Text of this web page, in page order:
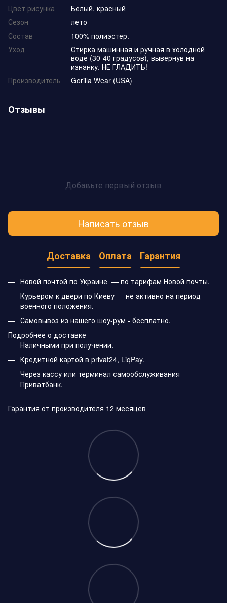
Цвет рисунка
Белый, красный
Сезон
лето
Состав
100% полиэстер.
Уход
Стирка машинная и ручная в холодной
воде (30-40 градусов), вывернув на
изнанку. НЕ ГЛАДИТЬ!
Производитель
Gorilla Wear (USA)
Отзывы
Добавьте первый отзыв
Написать отзыв
Доставка Оплата Гарантия
Новой почтой по Украине — по тарифам Новой почты.
Курьером к двери по Киеву — не активно на период
военного положения.
Самовывоз из нашего шоу-рум - бесплатно.
Подробнее о доставке
Наличными при получении.
Кредитной картой в privat24, LiqPay.
Через кассу или терминал самообслуживания
Приватбанк.
Гарантия от производителя 12 месяцев